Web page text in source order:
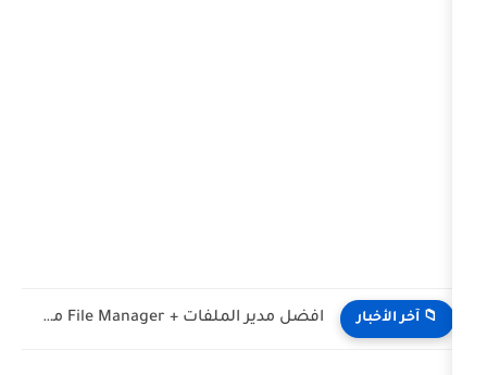
افضل مدير الملفات + File Manager مميزات اندرويد